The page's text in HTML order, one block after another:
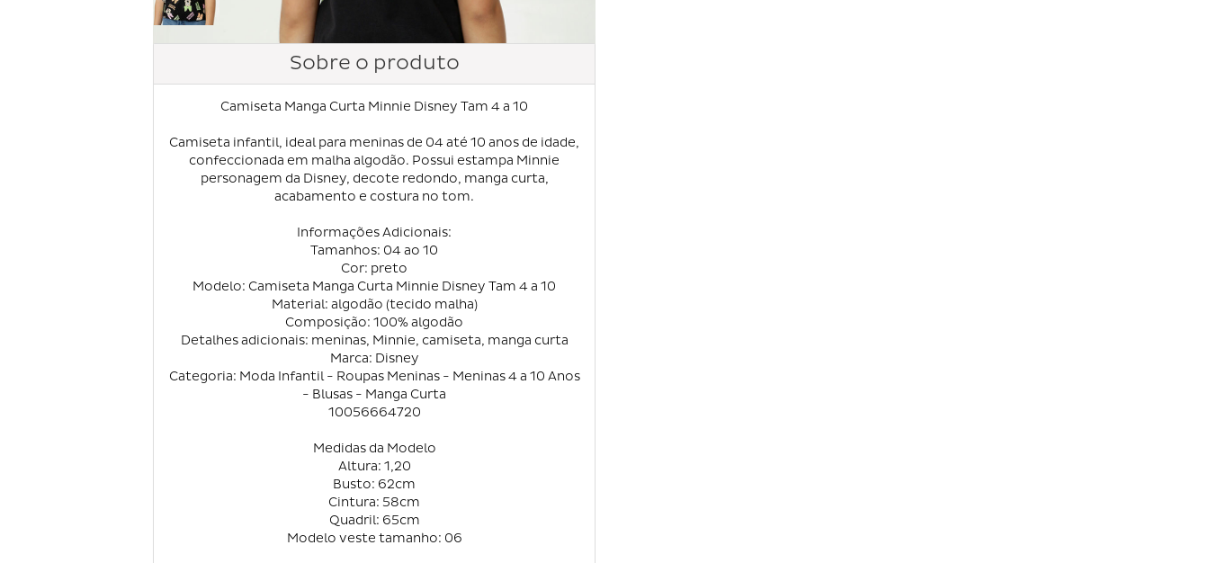
Sobre o produto
Camiseta Manga Curta Minnie Disney Tam 4 a 10
Camiseta infantil, ideal para meninas de 04 até 10 anos de idade,
confeccionada em malha algodão. Possui estampa Minnie
personagem da Disney, decote redondo, manga curta,
acabamento e costura no tom.
Informações Adicionais:
Tamanhos: 04 ao 10
Cor: preto
Modelo: Camiseta Manga Curta Minnie Disney Tam 4 a 10
Material: algodão (tecido malha)
Composição: 100% algodão
Detalhes adicionais: meninas, Minnie, camiseta, manga curta
Marca: Disney
Categoria: Moda Infantil - Roupas Meninas - Meninas 4 a 10 Anos
- Blusas - Manga Curta
10056664720
Medidas da Modelo
Altura: 1,20
Busto: 62cm
Cintura: 58cm
Quadril: 65cm
Modelo veste tamanho: 06